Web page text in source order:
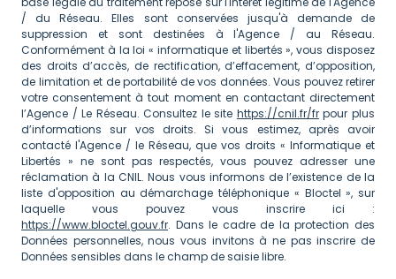
/ du Réseau. Elles sont conservées jusqu'à demande de
suppression et sont destinées à l'Agence / au Réseau.
Conformément à la loi « informatique et libertés », vous disposez
des droits d’accès, de rectification, d’effacement, d’opposition,
de limitation et de portabilité de vos données. Vous pouvez retirer
votre consentement à tout moment en contactant directement
l’Agence / Le Réseau. Consultez le site https://cnil.fr/frpour plus
d’informations sur vos droits. Si vous estimez, après avoir
contacté l'Agence / le Réseau, que vos droits « Informatique et
Libertés » ne sont pas respectés, vous pouvez adresser une
réclamation à la CNIL. Nous vous informons de l’existence de la
liste d'opposition au démarchage téléphonique « Bloctel », sur
laquelle vous pouvez vous inscrire ici :
https://www.bloctel.gouv.fr. Dans le cadre de la protection des
Données personnelles, nous vous invitons à ne pas inscrire de
Données sensibles dans le champ de saisie libre.